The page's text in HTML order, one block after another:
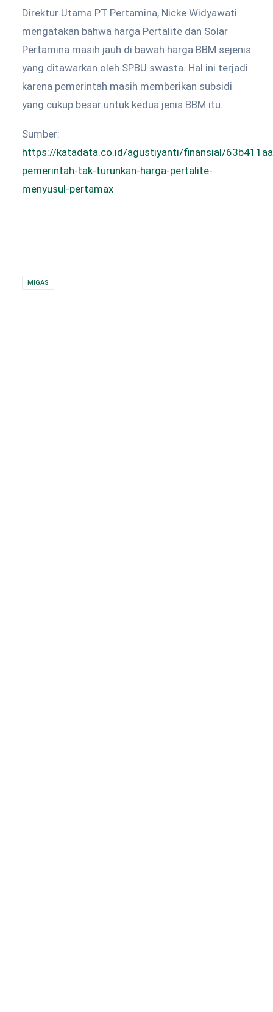
Direktur Utama PT Pertamina, Nicke Widyawati
mengatakan bahwa harga Pertalite dan Solar
Pertamina masih jauh di bawah harga BBM sejenis
yang ditawarkan oleh SPBU swasta. Hal ini terjadi
karena pemerintah masih memberikan subsidi
yang cukup besar untuk kedua jenis BBM itu.
Sumber:
https://katadata.co.id/agustiyanti/finansial/
pemerintah-tak-turunkan-harga-pertalite-
menyusul-pertamax
MIGAS